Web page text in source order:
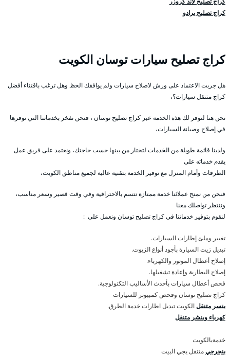
كراج تصليح برادو
كراج تصليح سيارات توسان الكويت
هل جربت الاعتماد على ورش لاصلاح سيارات ولم يوافقك الحظ وهل ترغب باقتناء أفضل
كراج متنقل سيارات؟،
نحن هنا لنوفر لك هذه الخدمة عبر كراج تصليح توسان ، فنحن نفخر بخدماتنا التي نوفرها
في إصلاح وصيانة السيارات،
ولدينا قائمة طويلة من الخدمات لتختار من بينها حسب حاجتك، ونعتمد على فريق عمل
يقدم خدماته على
الطرقات وأمام المنزل مع توفير الخدمة بتقنية عالية لجميع مناطق الكويت،
فنحن من نمنح عملائنا خدمة ممتازة تتسم بالاحترافية وفي وقت قصير وسعر مناسب،
وننتظر تواصلك معنا
لنقوم بتوفير خدماتنا في كراج تصليح توسان ونعمل على :
تغيير وملئ إطارات السيارات.
تبديل زيت السيارة بأجود أنواع الزيوت.
إصلاح أعطال الموتور والكهرباء.
إصلاح البطارية وإعادة تشغيلها.
فحص أعطال سيارات بأحدث الأساليب التكنولوجية.
كراج تصليح توسان وفحص كمبيوتر للسيارات
بنسر متنقلالكويت تبديل اطارات خدمة الطرق.
كهرباء وبنشر متنقل
خدمةبالكويت
بنجرجيمتنقل يجي البيت